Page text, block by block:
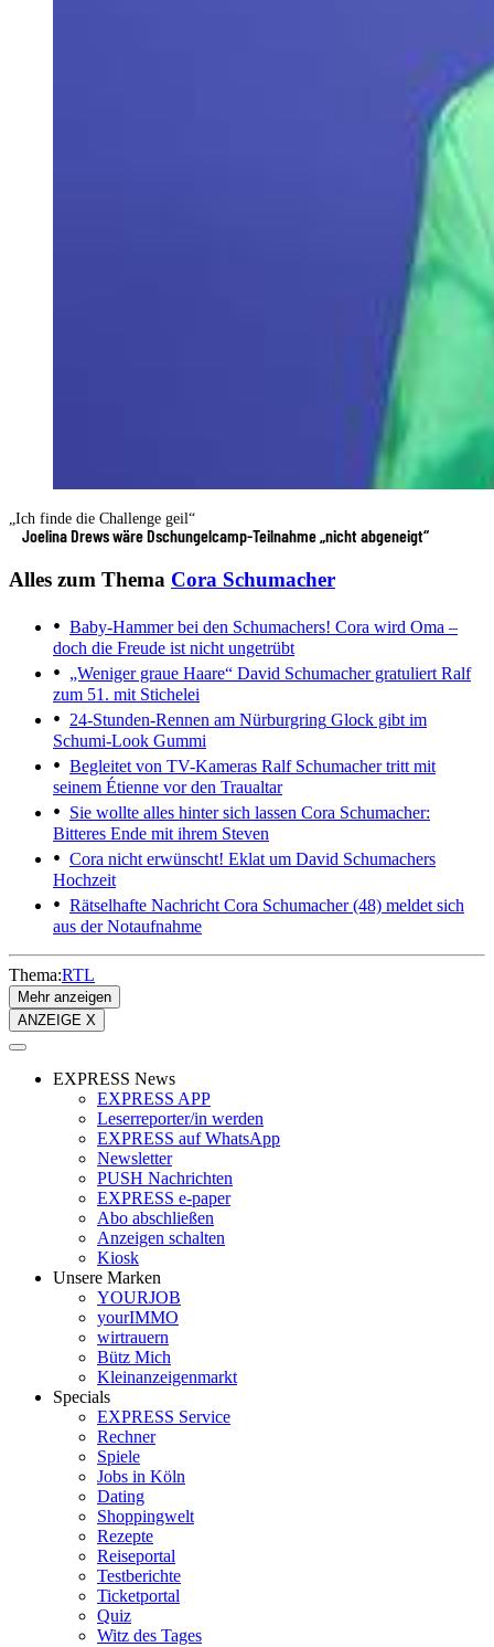
„Ich finde die Challenge geil“
Joelina Drews wäre Dschungelcamp-Teilnahme „nicht abgeneigt“
Alles zum Thema Cora Schumacher
Baby-Hammer bei den Schumachers! Cora wird Oma –
doch die Freude ist nicht ungetrübt
„Weniger graue Haare“ David Schumacher gratuliert Ralf
zum 51. mit Stichelei
24-Stunden-Rennen am Nürburgring Glock gibt im
Schumi-Look Gummi
Begleitet von TV-Kameras Ralf Schumacher tritt mit
seinem Étienne vor den Traualtar
Sie wollte alles hinter sich lassen Cora Schumacher:
Bitteres Ende mit ihrem Steven
Cora nicht erwünscht! Eklat um David Schumachers
Hochzeit
Rätselhafte Nachricht Cora Schumacher (48) meldet sich
aus der Notaufnahme
Thema:RTL
Mehr anzeigen
ANZEIGE X
EXPRESS News
EXPRESS APP
Leserreporter/in werden
EXPRESS auf WhatsApp
Newsletter
PUSH Nachrichten
EXPRESS e-paper
Abo abschließen
Anzeigen schalten
Kiosk
Unsere Marken
YOURJOB
yourIMMO
wirtrauern
Bütz Mich
Kleinanzeigenmarkt
Specials
EXPRESS Service
Rechner
Spiele
Jobs in Köln
Dating
Shoppingwelt
Rezepte
Reiseportal
Testberichte
Ticketportal
Quiz
Witz des Tages